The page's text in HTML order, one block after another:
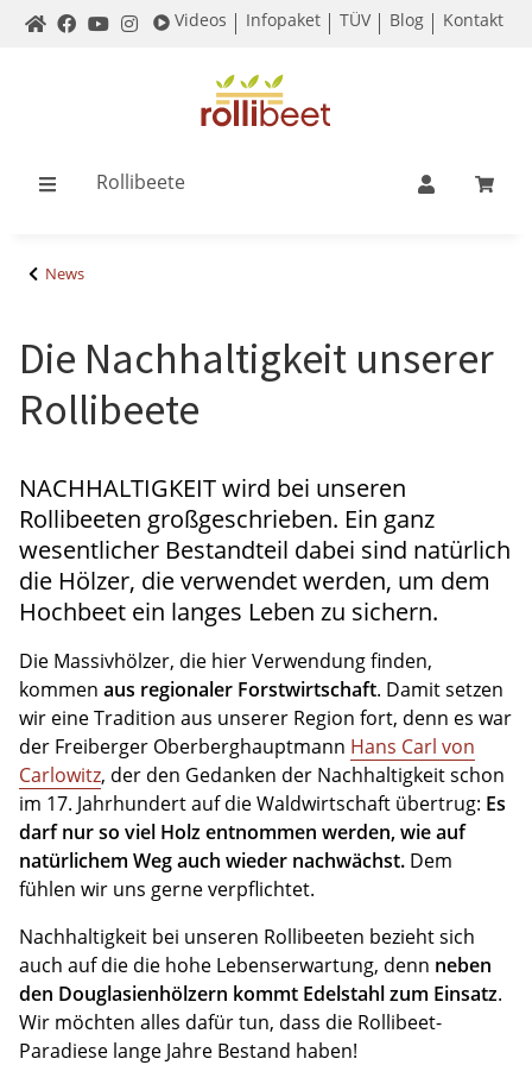
Videos Infopaket TÜV Blog Kontakt
Rollibeete
News
Die Nachhaltigkeit unserer
Rollibeete
NACHHALTIGKEIT wird bei unseren
Rollibeeten großgeschrieben. Ein ganz
wesentlicher Bestandteil dabei sind natürlich
die Hölzer, die verwendet werden, um dem
Hochbeet ein langes Leben zu sichern.
Die Massivhölzer, die hier Verwendung finden,
kommen aus regionaler Forstwirtschaft. Damit setzen
wir eine Tradition aus unserer Region fort, denn es war
der Freiberger Oberberghauptmann Hans Carl von
Carlowitz, der den Gedanken der Nachhaltigkeit schon
im 17. Jahrhundert auf die Waldwirtschaft übertrug: Es
darf nur so viel Holz entnommen werden, wie auf
natürlichem Weg auch wieder nachwächst. Dem
fühlen wir uns gerne verpflichtet.
Nachhaltigkeit bei unseren Rollibeeten bezieht sich
auch auf die die hohe Lebenserwartung, denn neben
den Douglasienhölzern kommt Edelstahl zum Einsatz.
Wir möchten alles dafür tun, dass die Rollibeet-
Paradiese lange Jahre Bestand haben!